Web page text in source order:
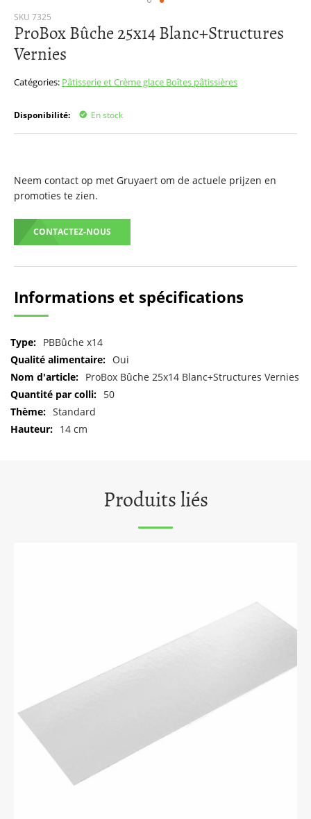
SKU 7325
ProBox Bûche 25x14 Blanc+Structures
Vernies
Catégories: Pâtisserie et Crème glace Boîtes pâtissières
Disponibilité: En stock
Neem contact op met Gruyaert om de actuele prijzen en
promoties te zien.
CONTACTEZ-NOUS
Passer
au
début
de
Galerie
Informations et spécifications
Pour
plus
PBBûche x14
Oui
ProBox Bûche 25x14 Blanc+Structures Vernies
50
Standard
14 cm
Produits liés